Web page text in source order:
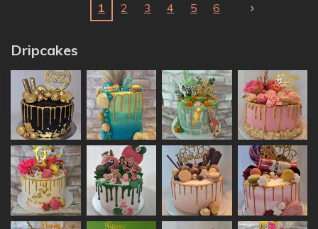
1 2 3 4 5 6
Dripcakes